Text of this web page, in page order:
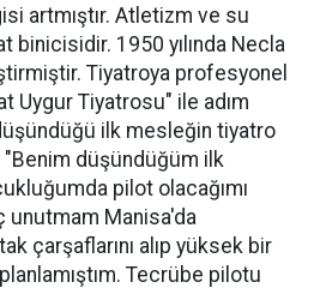
artmıştır. Atletizm ve su
binicisidir. 1950 yılında Necla
Tiyatroya profesyonel
Uygur Tiyatrosu" ile adım
ilk mesleğin tiyatro
"Benim düşündüğüm ilk
pilot olacağımı
unutmam Manisa'da
çarşaflarını alıp yüksek bir
Tecrübe pilotu